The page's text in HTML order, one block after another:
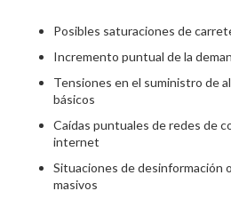
Posibles saturaciones de
Incremento puntual de la
Tensiones en el suministro de
básicos
Caídas puntuales de redes de
internet
Situaciones de desinformación
masivos